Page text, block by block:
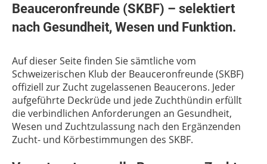
Beauceronfreunde (SKBF) – selektiert
nach Gesundheit, Wesen und Funktion.
Auf dieser Seite finden Sie sämtliche vom
Schweizerischen Klub der Beauceronfreunde (SKBF)
offiziell zur Zucht zugelassenen Beaucerons. Jeder
aufgeführte Deckrüde und jede Zuchthündin erfüllt
die verbindlichen Anforderungen an Gesundheit,
Wesen und Zuchtzulassung nach den Ergänzenden
Zucht- und Körbestimmungen des SKBF.